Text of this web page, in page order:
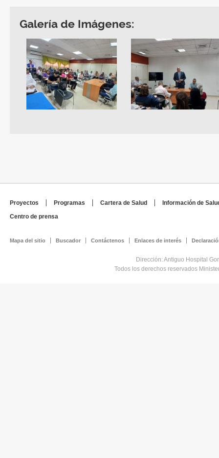
Galería de Imágenes:
Proyectos Programas Cartera de Salud
Información de
Centro de prensa
Mapa del sitio Buscador Contáctenos Enlaces de interés
Dirección: Antiguo Hospital
Todos los derechos reservados